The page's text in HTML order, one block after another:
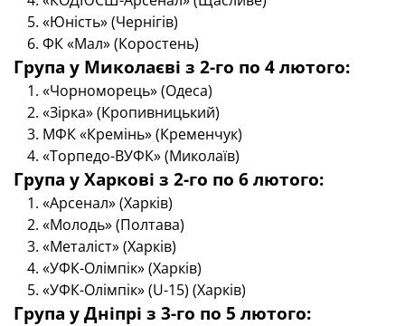
«Юність» (Чернігів)
ФК «Мал» (Коростень)
Група у Миколаєві з 2-го по 4 лютого:
«Чорноморець» (Одеса)
«Зірка» (Кропивницький)
МФК «Кремінь» (Кременчук)
«Торпедо-ВУФК» (Миколаїв)
Група у Харкові з 2-го по 6 лютого:
«Арсенал» (Харків)
«Молодь» (Полтава)
«Металіст» (Харків)
«УФК-Олімпік» (Харків)
«УФК-Олімпік» (U-15) (Харків)
Група у Дніпрі з 3-го по 5 лютого: